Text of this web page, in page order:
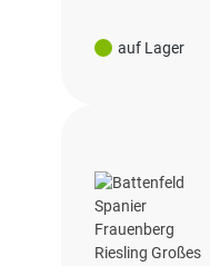
auf Lager